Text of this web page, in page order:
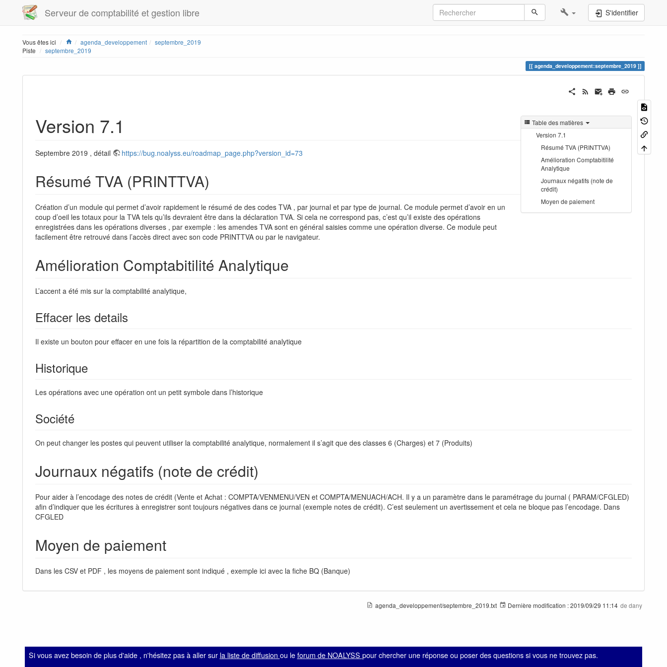
Serveur de comptabilité et gestion libre S'identifier
Vous êtes ici Home
agenda_developpement
septembre_2019
Piste
septembre_2019
agenda_developpement:septembre_2019
Table des matières
Version 7.1
Résumé TVA (PRINTTVA)
Amélioration Comptabitilité
Analytique
Journaux négatifs (note de
crédit)
Moyen de paiement
Version 7.1
Septembre 2019 , détail https://bug.noalyss.eu/roadmap_page.php?version_id=73
Résumé TVA (PRINTTVA)
Création d’un module qui permet d’avoir rapidement le résumé de des codes TVA , par journal et par type de journal. Ce module permet d’avoir en un
coup d’oeil les totaux pour la TVA tels qu’ils devraient être dans la déclaration TVA. Si cela ne correspond pas, c’est qu’il existe des opérations
enregistrées dans les opérations diverses , par exemple : les amendes TVA sont en général saisies comme une opération diverse. Ce module peut
facilement être retrouvé dans l’accès direct avec son code PRINTTVA ou par le navigateur.
Amélioration Comptabitilité Analytique
L’accent a été mis sur la comptabilité analytique,
Effacer les details
Il existe un bouton pour effacer en une fois la répartition de la comptabilité analytique
Historique
Les opérations avec une opération ont un petit symbole dans l’historique
Société
On peut changer les postes qui peuvent utiliser la comptabilité analytique, normalement il s’agit que des classes 6 (Charges) et 7 (Produits)
Journaux négatifs (note de crédit)
Pour aider à l’encodage des notes de crédit (Vente et Achat : COMPTA/VENMENU/VEN et COMPTA/MENUACH/ACH. Il y a un paramètre dans le paramétrage du journal ( PARAM/CFGLED)
afin d’indiquer que les écritures à enregistrer sont toujours négatives dans ce journal (exemple notes de crédit). C’est seulement un avertissement et cela ne bloque pas l’encodage. Dans
CFGLED
Moyen de paiement
Dans les CSV et PDF , les moyens de paiement sont indiqué , exemple ici avec la fiche BQ (Banque)
agenda_developpement/septembre_2019.txt Dernière modification :2019/09/29 11:14 de dany
Si vous avez besoin de plus d'aide , n'hésitez pas à aller sur la liste de diffusion ou le forum de NOALYSS pour chercher une réponse ou poser des questions si vous ne trouvez pas.